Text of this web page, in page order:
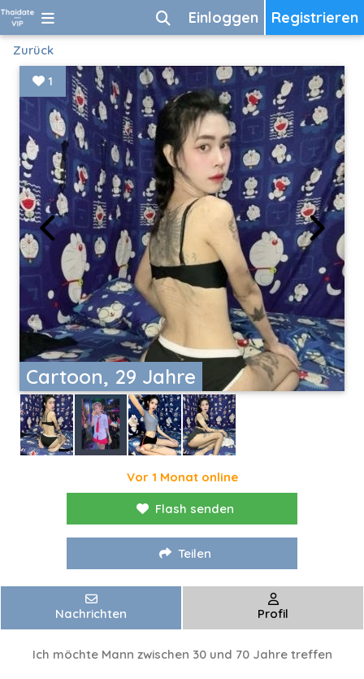
Registrieren
Einloggen
Zurück
Cartoon, 29 Jahre
1
Vor 1 Monat online
Flash senden
Teilen
Nachrichten Profil
Ich möchte Mann zwischen 30 und 70 Jahre treffen